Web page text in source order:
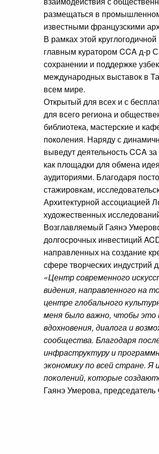
размещаться в
известными французскими
В рамках этой
главным куратором CCA д-р
сохранении и поддержке
международных выставок в
всем мире.
Открытый для всех и с
для всего региона и
библиотека, мастерские и
поколения. Наряду с
выведут деятельность CCA
как площадки для обмена
аудиториями. Благодаря
стажировкам,
Архитектурной ассоциацией
художественных
Возглавляемый Гаянэ
долгосрочных инвестиций
направленных на создание
сфере творческих индустрий
«Центр современного
видения, направленного на
центре глобального
меня было важно, чтобы
вдохновения, диалога и
сообщества. Благодаря
инфраструктуру и
экономику по всей стране.
поколений, которые
Гаянэ Умерова, председатель